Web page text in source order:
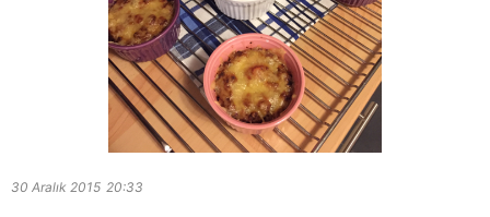
30 Aralık 2015 20:33